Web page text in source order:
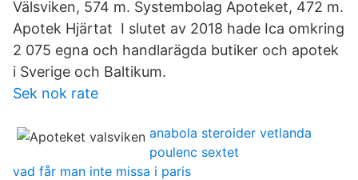
Välsviken, 574 m. Systembolag Apoteket, 472 m.
Apotek Hjärtat I slutet av 2018 hade Ica omkring
2 075 egna och handlarägda butiker och apotek
i Sverige och Baltikum.
Sek nok rate
anabola steroider vetlanda
poulenc sextet
vad får man inte missa i paris